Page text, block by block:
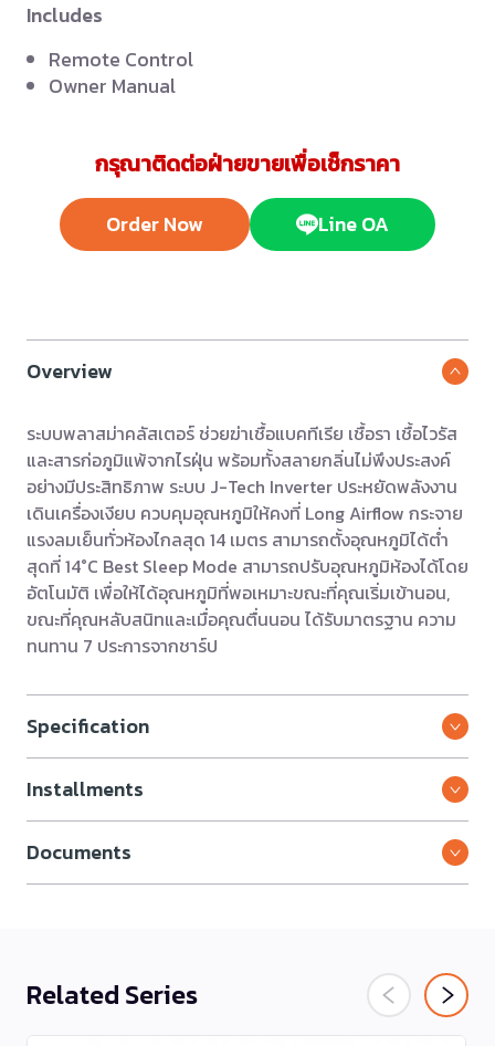
Includes
Remote Control
Owner Manual
กรุณาติดต่อฝ่ายขายเพื่อเช็กราคา
Order Now Line OA
Overview
ระบบพลาสม่าคลัสเตอร์ ช่วยฆ่าเชื้อแบคทีเรีย เชื้อรา เชื้อไวรัส
และสารก่อภูมิแพ้จากไรฝุ่น พร้อมทั้งสลายกลิ่นไม่พึงประสงค์
อย่างมีประสิทธิภาพ ระบบ J-Tech Inverter ประหยัดพลังงาน
เดินเครื่องเงียบ ควบคุมอุณหภูมิให้คงที่ Long Airflow กระจาย
แรงลมเย็นทั่วห้องไกลสุด 14 เมตร สามารถตั้งอุณหภูมิได้ต่ำ
สุดที่ 14°C Best Sleep Mode สามารถปรับอุณหภูมิห้องได้โดย
อัตโนมัติ เพื่อให้ได้อุณหภูมิที่พอเหมาะขณะที่คุณเริ่มเข้านอน,
ขณะที่คุณหลับสนิทและเมื่อคุณตื่นนอน ได้รับมาตรฐาน ความ
ทนทาน 7 ประการจากชาร์ป
Specification
Installments
Documents
Related Series